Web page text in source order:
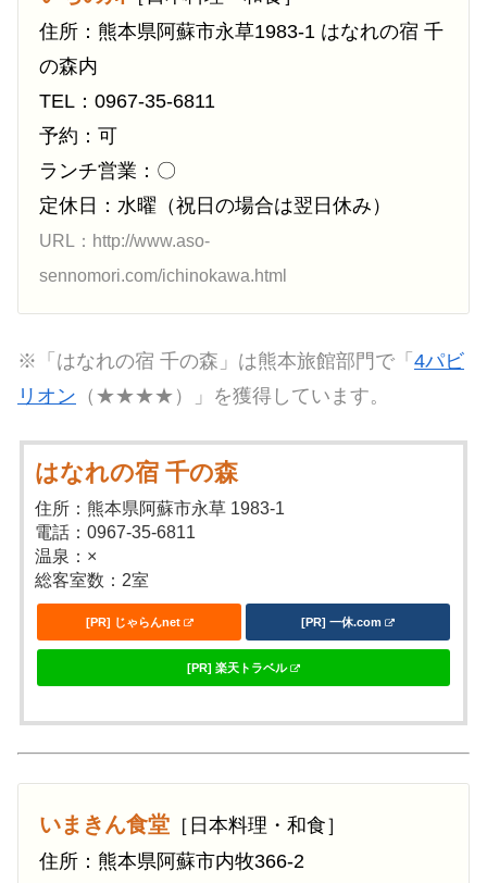
住所：熊本県阿蘇市永草1983-1 はなれの宿 千
の森内
TEL：0967-35-6811
予約：可
ランチ営業：〇
定休日：水曜（祝日の場合は翌日休み）
URL：http://www.aso-
sennomori.com/ichinokawa.html
※「はなれの宿 千の森」は熊本旅館部門で「 4パビ
リオン （★★★★）」を獲得しています。
はなれの宿 千の森
住所：熊本県阿蘇市永草 1983-1
電話：0967-35-6811
温泉：×
総客室数：2室
[PR] じゃらんnet [PR] 一休.com
[PR] 楽天トラベル
いまきん食堂 ［日本料理・和食］
住所：熊本県阿蘇市内牧366-2